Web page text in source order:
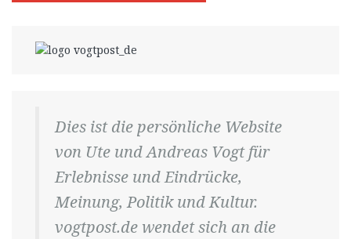
Dies ist die persönliche Website
von Ute und Andreas Vogt für
Erlebnisse und Eindrücke,
Meinung, Politik und Kultur.
vogtpost.de wendet sich an die